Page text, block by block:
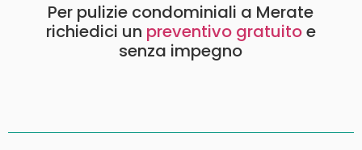
Per pulizie condominiali a Merate
richiedici un preventivo gratuitoe
senza impegno